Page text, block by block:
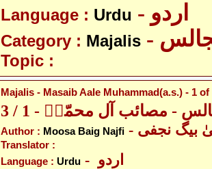
Language : Urdu - اردو
Category : Majalis
Topic :
Majalis - Masaib Aale Muhammad(a.s.) - 1 of
- مصائب آل محمّدؑ - 1 / 3
Author : Moosa Baig Najfi بیگ نجفی
Translator :
Language : Urdu